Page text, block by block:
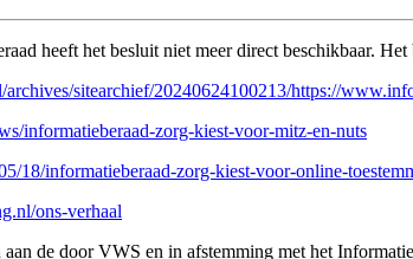
heeft het besluit niet meer direct beschikbaar.
sitearchief/20240624100213/https://
informatieberaad-zorg-kiest-voor-mitz-en-nuts
18/informatieberaad-zorg-kiest-voor-online-
ons-verhaal
de door VWS en in afstemming met het